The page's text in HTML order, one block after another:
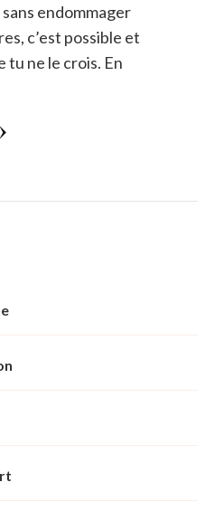
endommager
c’est possible et
tu ne le crois. En